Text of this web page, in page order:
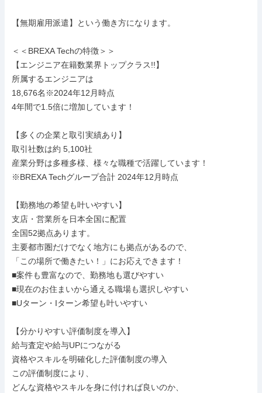
【無期雇用派遣】という働き方になります。
＜＜BREXA Techの特徴＞＞
【エンジニア在籍数業界トップクラス!!】
所属するエンジニアは
18,676名※2024年12月時点
4年間で1.5倍に増加しています！
【多くの企業と取引実績あり】
取引社数は約 5,100社
産業分野は多種多様、様々な職種で活躍しています！
※BREXA Techグループ合計 2024年12月時点
【勤務地の希望も叶いやすい】
支店・営業所を日本全国に配置
全国52拠点あります。
主要都市圏だけでなく地方にも拠点があるので、
「この場所で働きたい！」にお応えできます！
■案件も豊富なので、勤務地も選びやすい
■現在のお住まいから通える職場も選択しやすい
■Uターン・Iターン希望も叶いやすい
【分かりやすい評価制度を導入】
給与査定や給与UPにつながる
資格やスキルを明確化した評価制度の導入
この評価制度により、
どんな資格やスキルを身に付ければ良いのか、